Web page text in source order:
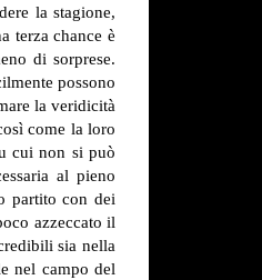
la stagione,
terza chance è
di sorprese.
possono
la veridicità
come la loro
cui non si può
al pieno
partito con dei
azzeccato il
sia nella
nel campo del